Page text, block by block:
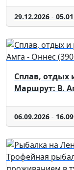
29.12.2026 -
Сплав, отдых
Маршрут: В.
06.09.2026 -